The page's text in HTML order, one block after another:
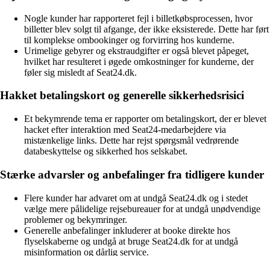
Nogle kunder har rapporteret fejl i billetkøbsprocessen, hvor
billetter blev solgt til afgange, der ikke eksisterede. Dette har ført
til komplekse ombookinger og forvirring hos kunderne.
Urimelige gebyrer og ekstraudgifter er også blevet påpeget,
hvilket har resulteret i øgede omkostninger for kunderne, der
føler sig misledt af Seat24.dk.
Hakket betalingskort og generelle sikkerhedsrisici
Et bekymrende tema er rapporter om betalingskort, der er blevet
hacket efter interaktion med Seat24-medarbejdere via
mistænkelige links. Dette har rejst spørgsmål vedrørende
databeskyttelse og sikkerhed hos selskabet.
Stærke advarsler og anbefalinger fra tidligere kunder
Flere kunder har advaret om at undgå Seat24.dk og i stedet
vælge mere pålidelige rejsebureauer for at undgå unødvendige
problemer og bekymringer.
Generelle anbefalinger inkluderer at booke direkte hos
flyselskaberne og undgå at bruge Seat24.dk for at undgå
misinformation og dårlig service.